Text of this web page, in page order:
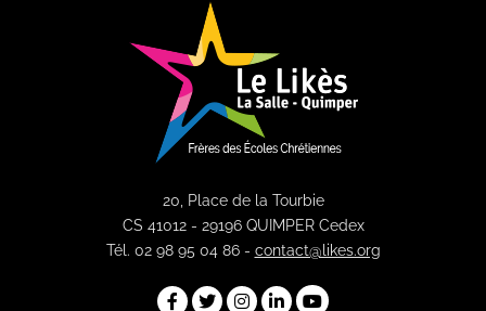
20, Place de la Tourbie
CS 41012 - 29196 QUIMPER Cedex
Tél. 02 98 95 04 86 - contact@likes.org